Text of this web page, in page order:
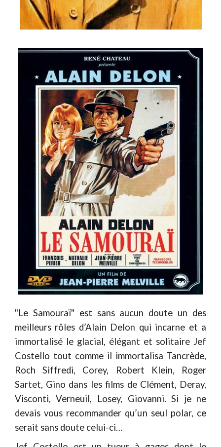
"Le Samouraï" est sans aucun doute un des
meilleurs rôles d’Alain Delon qui incarne et a
immortalisé le glacial, élégant et solitaire Jef
Costello tout comme il immortalisa Tancrède,
Roch Siffredi, Corey, Robert Klein, Roger
Sartet, Gino dans les films de Clément, Deray,
Visconti, Verneuil, Losey, Giovanni. Si je ne
devais vous recommander qu’un seul polar, ce
serait sans doute celui-ci…